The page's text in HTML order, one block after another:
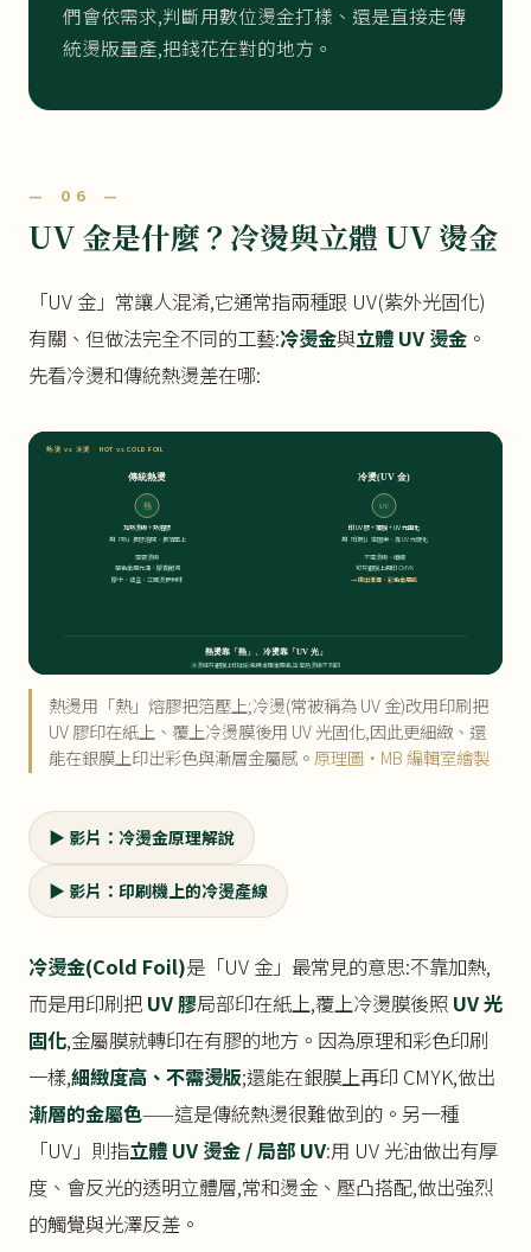
們會依需求,判斷用數位燙金打樣、還是直接走傳
統燙版量產,把錢花在對的地方。
— 06 —
UV 金是什麼？冷燙與立體 UV 燙金
「UV 金」常讓人混淆,它通常指兩種跟 UV(紫外光固化)
有關、但做法完全不同的工藝:冷燙金與立體 UV 燙金 。
先看冷燙和傳統熱燙差在哪:
熱燙 vs 冷燙 HOT vs COLD FOIL
傳統熱燙
熱
加熱燙版 + 熱熔膠
用「熱」把膠熔開、把箔壓上
需要燙版
單色金屬光澤、厚實飽滿
厚卡、禮盒、立體燙最對味
冷燙(UV 金)
UV
印 UV 膠 + 覆膜 + UV 光固化
用「印刷」定圖案、靠 UV 光硬化
不需燙版、細緻
可在銀膜上再印 CMYK
→ 做出漸層、彩色金屬感
熱燙靠「熱」、冷燙靠「UV 光」
冷燙能在銀膜上印出彩色與漸層金屬色,這是熱燙做不到的
熱燙用「熱」熔膠把箔壓上;冷燙(常被稱為 UV 金)改用印刷把
UV 膠印在紙上、覆上冷燙膜後用 UV 光固化,因此更細緻、還
能在銀膜上印出彩色與漸層金屬感。 原理圖・MB 編輯室繪製
▶ 影片：冷燙金原理解說
▶ 影片：印刷機上的冷燙產線
冷燙金(Cold Foil)是「UV 金」最常見的意思:不靠加熱,
而是用印刷把 UV 膠局部印在紙上,覆上冷燙膜後照 UV 光
固化,金屬膜就轉印在有膠的地方。因為原理和彩色印刷
一樣,細緻度高、不需燙版;還能在銀膜上再印 CMYK,做出
漸層的金屬色——這是傳統熱燙很難做到的。另一種
「UV」則指立體 UV 燙金 / 局部 UV:用 UV 光油做出有厚
度、會反光的透明立體層,常和燙金、壓凸搭配,做出強烈
的觸覺與光澤反差。